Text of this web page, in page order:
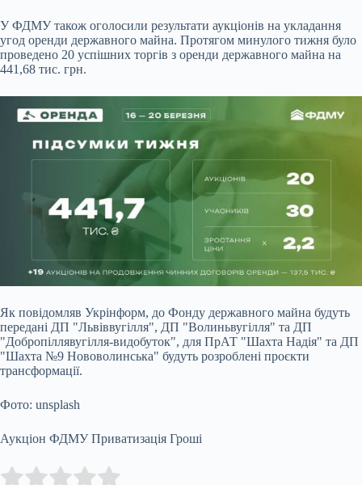
У ФДМУ також оголосили результати аукціонів на укладання
угод оренди державного майна. Протягом минулого тижня було
проведено 20 успішних торгів з оренди державного майна на
441,68 тис. грн.
Як повідомляв Укрінформ, до Фонду державного майна будуть
передані ДП "Львіввугілля", ДП "Волиньвугілля" та ДП
"Добропіллявугілля-видобуток", для ПрАТ "Шахта Надія" та ДП
"Шахта №9 Нововолинська" будуть розроблені проєкти
трансформації.
Фото: unsplash
Аукціон ФДМУ Приватизація Гроші
Rate this item: